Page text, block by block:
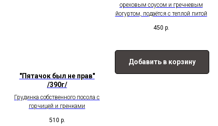
"Пятачок был не прав"
/390г/
Грудинка собственного посола с
горчицей и гренками
510 р.
ореховым соусом и гречневым
йогуртом, подаётся с теплой питой
450 р.
Добавить в корзину